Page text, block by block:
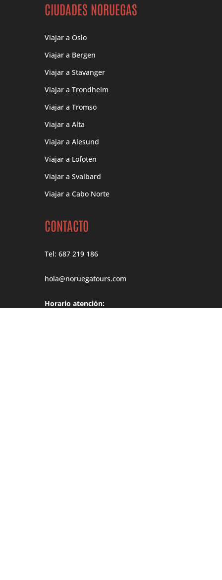
CIUDADES NORUEGAS
Viajar a Oslo
Viajar a Bergen
Viajar a Stavanger
Viajar a Trondheim
Viajar a Tromso
Viajar a Alta
Viajar a Alesund
Viajar a Lofoten
Viajar a Svalbard
Viajar a Cabo Norte
CONTACTO
Tel: 687 219 186
hola@noruegatours.com
Horario atención: